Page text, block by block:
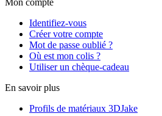
Mon compte
Identifiez-vous
Créer votre compte
Mot de passe oublié ?
Où est mon colis ?
Utiliser un chèque-cadeau
En savoir plus
Profils de matériaux 3DJake